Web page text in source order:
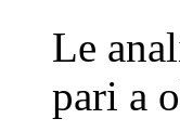
Le
pari a